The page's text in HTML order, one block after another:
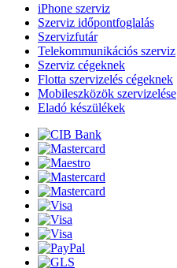
iPhone szerviz
Szerviz időpontfoglalás
Szervizfutár
Telekommunikációs szerviz
Szerviz cégeknek
Flotta szervizelés cégeknek
Mobileszközök szervizelése
Eladó készülékek